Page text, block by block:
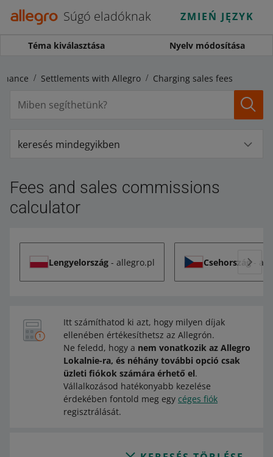
Súgó eladóknak ZMIEŃ JĘZYK
Téma kiválasztása Nyelv módosítása
Settlements with Allegro Charging sales fees
keresés mindegyikben
Fees and sales commissions
calculator
Lengyelország - allegro.pl Csehország-
Itt számíthatod ki azt, hogy milyen díjak
ellenében értékesíthetsz az Allegrón.
Ne feledd, hogy a nem vonatkozik az Allegro
Lokalnie-ra, és néhány további opció csak
üzleti fiókok számára érhető el.
Vállalkozásod hatékonyabb kezelése
érdekében fontold meg egy céges fiók
regisztrálását.